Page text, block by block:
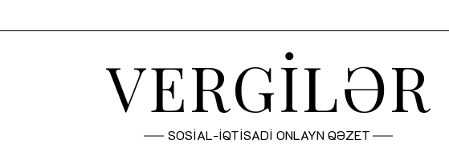
VERGİLƏR
SOSİAL-İQTİSADİ ONLAYN QƏZET